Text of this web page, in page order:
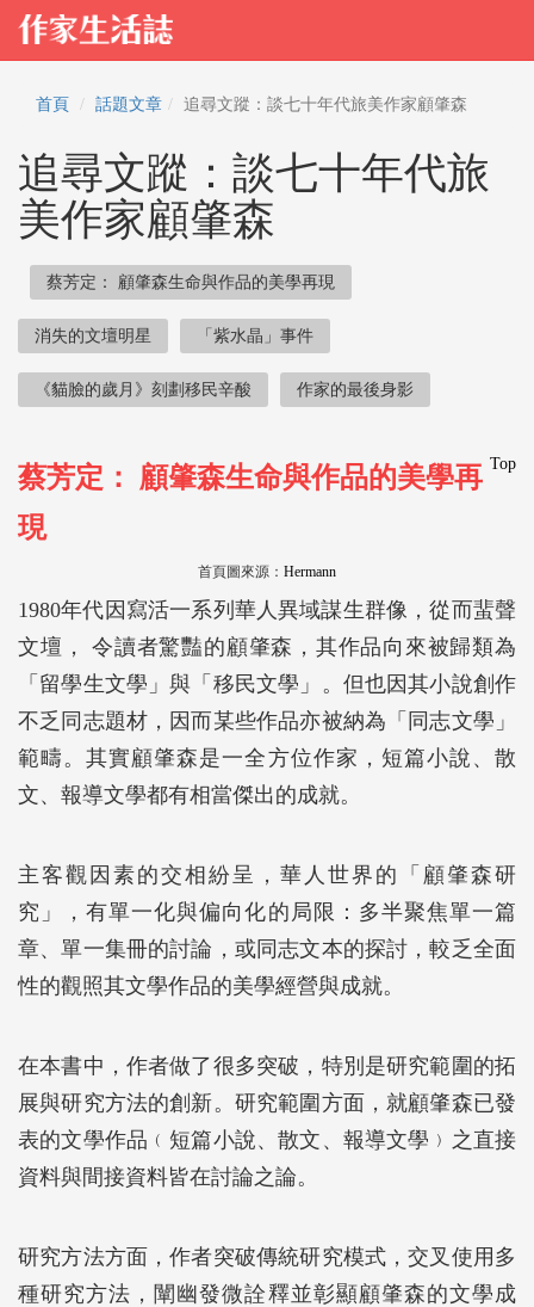
首頁 話題文章 追尋文蹤：談七十年代旅美作家顧肇森
追尋文蹤：談七十年代旅
美作家顧肇森
蔡芳定： 顧肇森生命與作品的美學再現
消失的文壇明星 「紫水晶」事件
《貓臉的歲月》刻劃移民辛酸 作家的最後身影
Top
蔡芳定： 顧肇森生命與作品的美學再
現
首頁圖來源： Hermann
1980年代因寫活一系列華人異域謀生群像，從而蜚聲
文壇， 令讀者驚豔的顧肇森，其作品向來被歸類為
「留學生文學」與「移民文學」。但也因其小說創作
不乏同志題材，因而某些作品亦被納為「同志文學」
範疇。其實顧肇森是一全方位作家，短篇小說、散
文、報導文學都有相當傑出的成就。
主客觀因素的交相紛呈，華人世界的「顧肇森研
究」，有單一化與偏向化的局限：多半聚焦單一篇
章、單一集冊的討論，或同志文本的探討，較乏全面
性的觀照其文學作品的美學經營與成就。
在本書中，作者做了很多突破，特別是研究範圍的拓
展與研究方法的創新。研究範圍方面，就顧肇森已發
表的文學作品﹙短篇小說、散文、報導文學﹚之直接
資料與間接資料皆在討論之論。
研究方法方面，作者突破傳統研究模式，交叉使用多
種研究方法，闡幽發微詮釋並彰顯顧肇森的文學成